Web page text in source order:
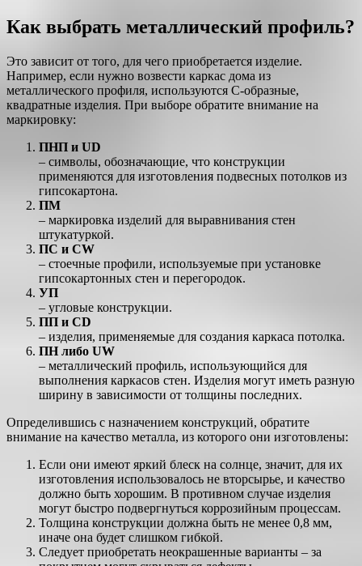
Как выбрать металлический профиль?
Это зависит от того, для чего приобретается изделие.
Например, если нужно возвести каркас дома из
металлического профиля, используются С-образные,
квадратные изделия. При выборе обратите внимание на
маркировку:
ПНП и UD
– символы, обозначающие, что конструкции
применяются для изготовления подвесных потолков из
гипсокартона.
ПМ
– маркировка изделий для выравнивания стен
штукатуркой.
ПС и CW
– стоечные профили, используемые при установке
гипсокартонных стен и перегородок.
УП
– угловые конструкции.
ПП и CD
– изделия, применяемые для создания каркаса потолка.
ПН либо UW
– металлический профиль, использующийся для
выполнения каркасов стен. Изделия могут иметь разную
ширину в зависимости от толщины последних.
Определившись с назначением конструкций, обратите
внимание на качество металла, из которого они изготовлены:
Если они имеют яркий блеск на солнце, значит, для их
изготовления использовалось не вторсырье, и качество
должно быть хорошим. В противном случае изделия
могут быстро подвергнуться коррозийным процессам.
Толщина конструкции должна быть не менее 0,8 мм,
иначе она будет слишком гибкой.
Следует приобретать неокрашенные варианты – за